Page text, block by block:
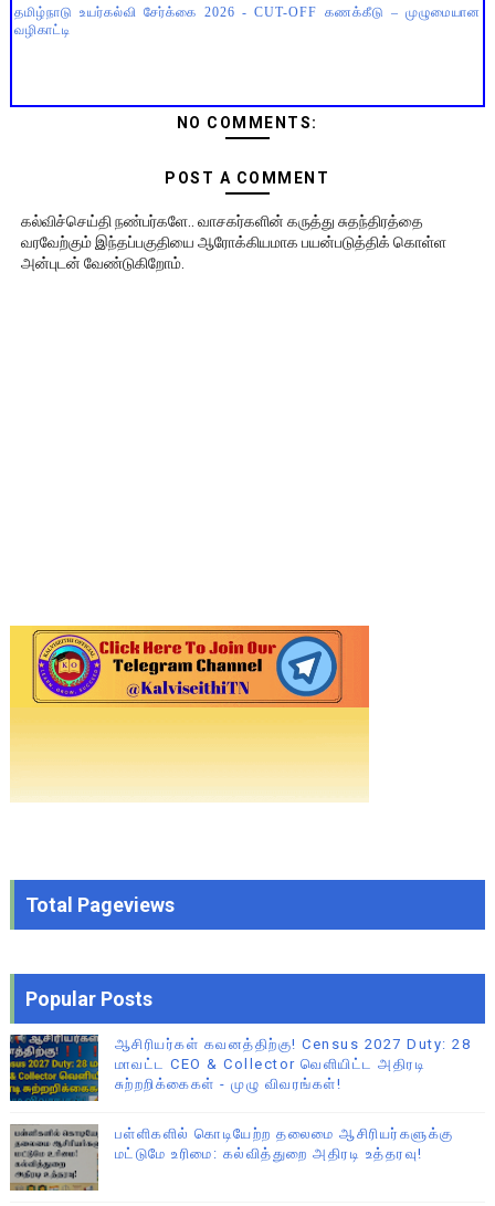
தமிழ்நாடு உயர்கல்வி சேர்க்கை 2026 - CUT-OFF கணக்கீடு – முழுமையான
வழிகாட்டி
NO COMMENTS:
POST A COMMENT
கல்விச்செய்தி நண்பர்களே.. வாசகர்களின் கருத்து சுதந்திரத்தை
வரவேற்கும் இந்தப்பகுதியை ஆரோக்கியமாக பயன்படுத்திக் கொள்ள
அன்புடன் வேண்டுகிறோம்.
Total Pageviews
Popular Posts
ஆசிரியர்கள் கவனத்திற்கு! Census 2027 Duty: 28
மாவட்ட CEO & Collector வெளியிட்ட அதிரடி
சுற்றறிக்கைகள் - முழு விவரங்கள்!
பள்ளிகளில் கொடியேற்ற தலைமை ஆசிரியர்களுக்கு
மட்டுமே உரிமை: கல்வித்துறை அதிரடி உத்தரவு!